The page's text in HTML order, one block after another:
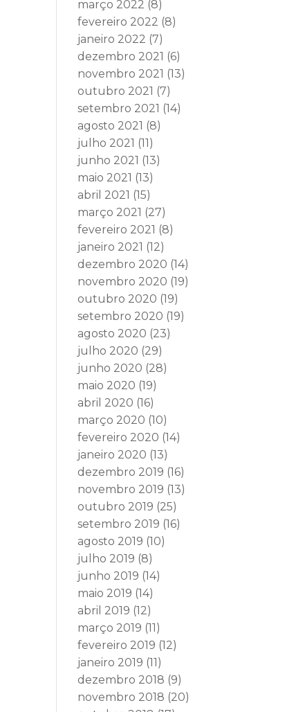
março 2022 (8)
fevereiro 2022 (8)
janeiro 2022 (7)
dezembro 2021 (6)
novembro 2021 (13)
outubro 2021 (7)
setembro 2021 (14)
agosto 2021 (8)
julho 2021 (11)
junho 2021 (13)
maio 2021 (13)
abril 2021 (15)
março 2021 (27)
fevereiro 2021 (8)
janeiro 2021 (12)
dezembro 2020 (14)
novembro 2020 (19)
outubro 2020 (19)
setembro 2020 (19)
agosto 2020 (23)
julho 2020 (29)
junho 2020 (28)
maio 2020 (19)
abril 2020 (16)
março 2020 (10)
fevereiro 2020 (14)
janeiro 2020 (13)
dezembro 2019 (16)
novembro 2019 (13)
outubro 2019 (25)
setembro 2019 (16)
agosto 2019 (10)
julho 2019 (8)
junho 2019 (14)
maio 2019 (14)
abril 2019 (12)
março 2019 (11)
fevereiro 2019 (12)
janeiro 2019 (11)
dezembro 2018 (9)
novembro 2018 (20)